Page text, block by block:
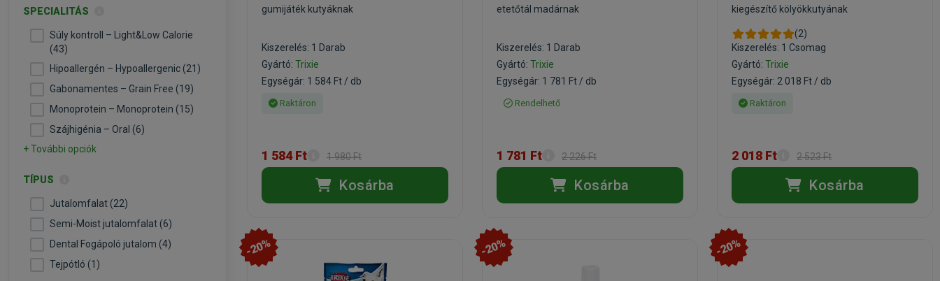
gumijáték kutyáknak
Kiszerelés: 1 Darab
Gyártó: Trixie
Egységár: 1 584 Ft / db
Raktáron
1 584 Ft 1 980 Ft
Kosárba
etetőtál madárnak
Kiszerelés: 1 Darab
Gyártó: Trixie
Egységár: 1 781 Ft / db
Rendelhető
1 781 Ft 2 226 Ft
Kosárba
kiegészítő kölyökkutyának
(2)
Kiszerelés: 1 Csomag
Gyártó: Trixie
Egységár: 2 018 Ft / db
Raktáron
2 018 Ft 2 523 Ft
Kosárba
-20% -20% -20%
SPECIALITÁS
Súly kontroll – Light&Low Calorie
(43)
Hipoallergén – Hypoallergenic (21)
Gabonamentes – Grain Free (19)
Monoprotein – Monoprotein (15)
Szájhigénia – Oral (6)
+ További opciók
TÍPUS
Jutalomfalat (22)
Semi-Moist jutalomfalat (6)
Dental Fogápoló jutalom (4)
Tejpótló (1)